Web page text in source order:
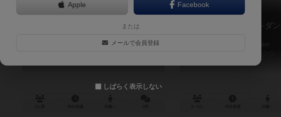
金田一少年の事件簿 宝石盗難殺人事
The Kindaichi Case Files: Hosekitonan Satsujinjiken
モンスターイーター ～ダ
Monster eater
Apple Facebook
または
メールで会員登録
しばらく表示しない